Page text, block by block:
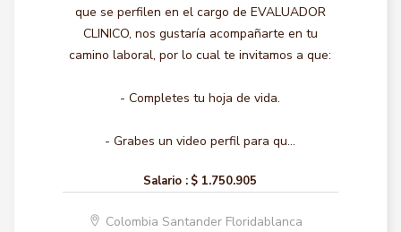
que se perfilen en el cargo de EVALUADOR
CLINICO, nos gustaría acompañarte en tu
camino laboral, por lo cual te invitamos a que:
- Completes tu hoja de vida.
- Grabes un video perfil para qu...
Salario : $ 1.750.905
Colombia Santander Floridablanca